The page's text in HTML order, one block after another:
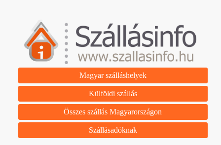
Magyar szálláshelyek
Külföldi szállás
Összes szállás Magyarországon
Szállásadóknak